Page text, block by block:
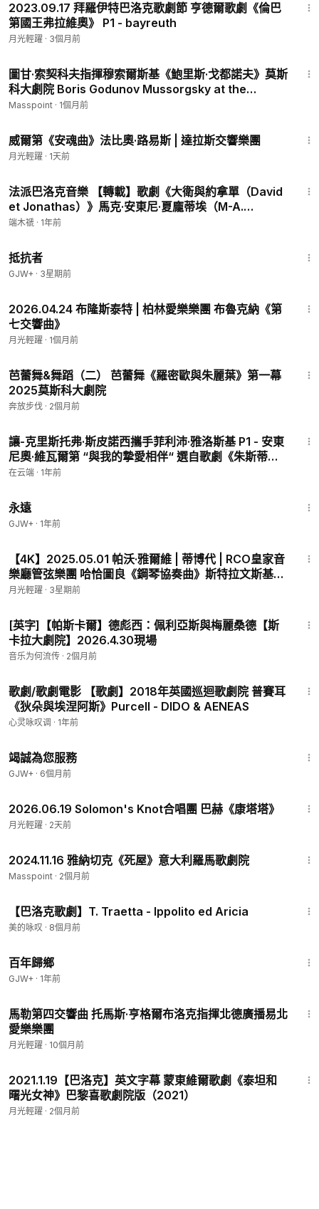
2023.09.17 拜羅伊特巴洛克歌劇節 亨德爾歌劇《倫巴
第國王弗拉維奧》 P1 - bayreuth
月光輕躍 · 3個月前
圖甘·索契科夫指揮穆索爾斯基《鮑里斯·戈都諾夫》莫斯
科大劇院 Boris Godunov Mussorgsky at the
Bolshoi Theatre
Masspoint · 1個月前
威爾第《安魂曲》法比奧·路易斯 | 達拉斯交響樂團
月光輕躍 · 1天前
法派巴洛克音樂 【轉載】歌劇《大衛與約拿單（David
et Jonathas）》馬克·安東尼·夏龐蒂埃（M-A.
端木禠 · 1年前
抵抗者
GJW+ · 3星期前
2026.04.24 布隆斯泰特 | 柏林愛樂樂團 布魯克納《第
七交響曲》
月光輕躍 · 1個月前
芭蕾舞&舞蹈（二） 芭蕾舞《羅密歐與朱麗葉》第一幕
2025莫斯科大劇院
奔放步伐 · 2個月前
讓-克里斯托弗·斯皮諾西攜手菲利沛·雅洛斯基 P1 - 安東
尼奧·維瓦爾第 “與我的摯愛相伴“ 選自歌劇《朱斯蒂
諾》RV 725
在云端 · 1年前
永遠
GJW+ · 1年前
【4K】2025.05.01 帕沃·雅爾維 | 蒂博代 | RCO皇家音
樂廳管弦樂團 哈恰圖良《鋼琴協奏曲》斯特拉文斯基
《彼得魯什卡》
月光輕躍 · 3星期前
[英字]【帕斯卡爾】德彪西：佩利亞斯與梅麗桑德【斯
卡拉大劇院】2026.4.30現場
音乐为何流传 · 2個月前
歌劇/歌劇電影 【歌劇】2018年英國巡迴歌劇院 普賽耳
《狄朵與埃涅阿斯》Purcell - DIDO & AENEAS
心灵咏叹调 · 1年前
竭誠為您服務
GJW+ · 6個月前
2026.06.19 Solomon's Knot合唱團 巴赫《康塔塔》
月光輕躍 · 2天前
2024.11.16 雅納切克《死屋》意大利羅馬歌劇院
Masspoint · 2個月前
【巴洛克歌劇】T. Traetta - Ippolito ed Aricia
美的咏叹 · 8個月前
百年歸鄉
GJW+ · 1年前
馬勒第四交響曲 托馬斯·亨格爾布洛克指揮北德廣播易北
愛樂樂團
月光輕躍 · 10個月前
2021.1.19【巴洛克】英文字幕 蒙東維爾歌劇《泰坦和
曙光女神》巴黎喜歌劇院版（2021）
月光輕躍 · 2個月前